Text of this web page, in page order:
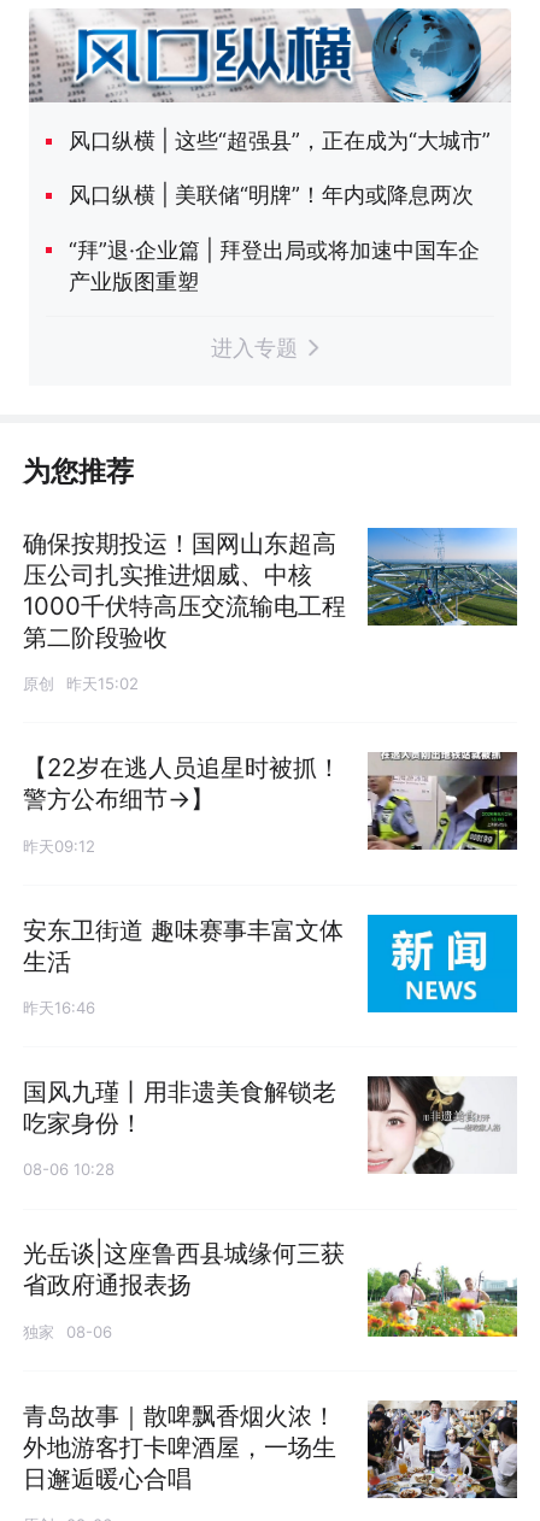
风口纵横 | 这些“超强县”，正在成为“大城市”
风口纵横 | 美联储“明牌”！年内或降息两次
“拜”退·企业篇 | 拜登出局或将加速中国车企
产业版图重塑
进入专题
为您推荐
确保按期投运！国网山东超高
压公司扎实推进烟威、中核
1000千伏特高压交流输电工程
第二阶段验收
原创 昨天15:02
【22岁在逃人员追星时被抓！
警方公布细节→】
昨天09:12
安东卫街道 趣味赛事丰富文体
生活
昨天16:46
国风九瑾丨用非遗美食解锁老
吃家身份！
08-06 10:28
光岳谈|这座鲁西县城缘何三获
省政府通报表扬
独家 08-06
青岛故事｜散啤飘香烟火浓！
外地游客打卡啤酒屋，一场生
日邂逅暖心合唱